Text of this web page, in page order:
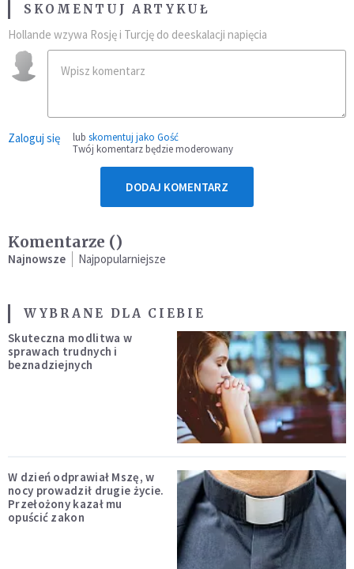
SKOMENTUJ ARTYKUŁ
Hollande wzywa Rosję i Turcję do deeskalacji napięcia
Zaloguj się lub skomentuj jako Gość
Twój komentarz będzie moderowany
DODAJ KOMENTARZ
Komentarze ()
Najnowsze Najpopularniejsze
WYBRANE DLA CIEBIE
Skuteczna modlitwa w
sprawach trudnych i
beznadziejnych
W dzień odprawiał Mszę, w
nocy prowadził drugie życie.
Przełożony kazał mu
opuścić zakon